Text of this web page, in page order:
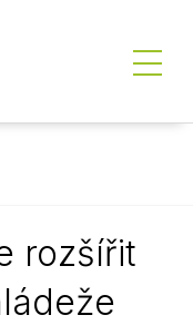
rozšířit